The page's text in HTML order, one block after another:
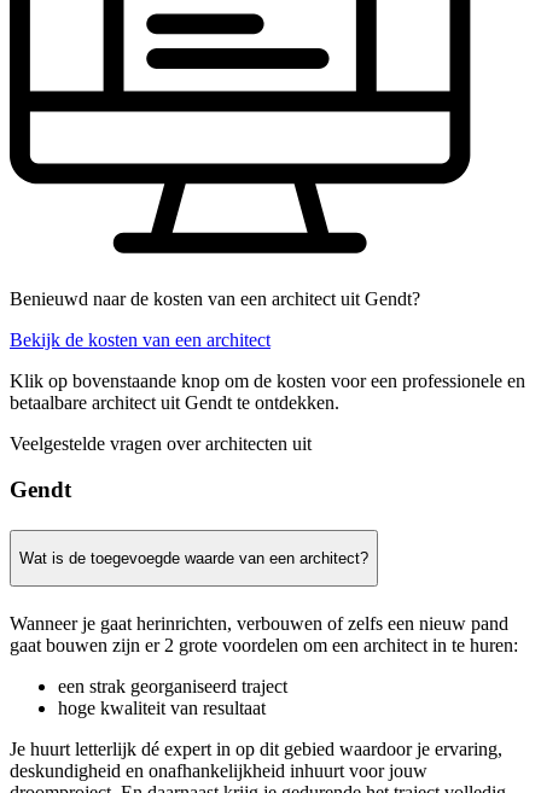
Benieuwd naar de kosten van een architect uit Gendt?
Bekijk de kosten van een architect
Klik op bovenstaande knop om de kosten voor een professionele en
betaalbare architect uit Gendt te ontdekken.
Veelgestelde vragen over architecten uit
Gendt
Wat is de toegevoegde waarde van een architect?
Wanneer je gaat herinrichten, verbouwen of zelfs een nieuw pand
gaat bouwen zijn er 2 grote voordelen om een architect in te huren:
een strak georganiseerd traject
hoge kwaliteit van resultaat
Je huurt letterlijk dé expert in op dit gebied waardoor je ervaring,
deskundigheid en onafhankelijkheid inhuurt voor jouw